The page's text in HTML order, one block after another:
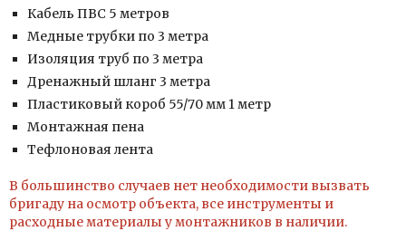
Кабель ПВС 5 метров
Медные трубки по 3 метра
Изоляция труб по 3 метра
Дренажный шланг 3 метра
Пластиковый короб 55/70 мм 1 метр
Монтажная пена
Тефлоновая лента
В большинство случаев нет необходимости вызвать
бригаду на осмотр объекта, все инструменты и
расходные материалы у монтажников в наличии.